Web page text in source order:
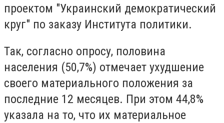
проектом "Украинский демократический
круг" по заказу Института политики.
Так, согласно опросу, половина
населения (50,7%) отмечает ухудшение
своего материального положения за
последние 12 месяцев. При этом 44,8%
указала на то, что их материальное